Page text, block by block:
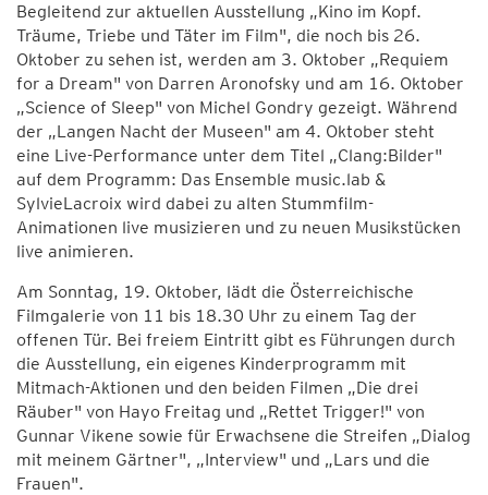
Begleitend zur aktuellen Ausstellung „Kino im Kopf.
Träume, Triebe und Täter im Film", die noch bis 26.
Oktober zu sehen ist, werden am 3. Oktober „Requiem
for a Dream" von Darren Aronofsky und am 16. Oktober
„Science of Sleep" von Michel Gondry gezeigt. Während
der „Langen Nacht der Museen" am 4. Oktober steht
eine Live-Performance unter dem Titel „Clang:Bilder"
auf dem Programm: Das Ensemble music.lab &
SylvieLacroix wird dabei zu alten Stummfilm-
Animationen live musizieren und zu neuen Musikstücken
live animieren.
Am Sonntag, 19. Oktober, lädt die Österreichische
Filmgalerie von 11 bis 18.30 Uhr zu einem Tag der
offenen Tür. Bei freiem Eintritt gibt es Führungen durch
die Ausstellung, ein eigenes Kinderprogramm mit
Mitmach-Aktionen und den beiden Filmen „Die drei
Räuber" von Hayo Freitag und „Rettet Trigger!" von
Gunnar Vikene sowie für Erwachsene die Streifen „Dialog
mit meinem Gärtner", „Interview" und „Lars und die
Frauen".